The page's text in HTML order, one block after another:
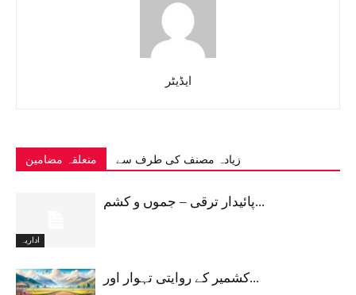
ایڈیٹر
متعلقہ مضامین زیادہ مصنف کی طرف سے
اداریہ
پائیدار ترقی – جموں و کشم...
کشمیر کے روایتی تہوار اور...